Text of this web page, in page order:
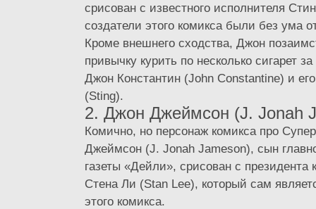
срисован с известного исполнителя
создатели этого комикса были без ума
Кроме внешнего сходства, Джон
привычку курить по несколько сигарет за
Джон Константин (John Constantine) и
(Sting).
2. Джон Джеймсон (J. Jonah
Комично, но персонаж комикса про
Джеймсон (J. Jonah Jameson), сын
газеты «Дейли», срисован с
Стена Ли (Stan Lee), который сам
этого комикса.